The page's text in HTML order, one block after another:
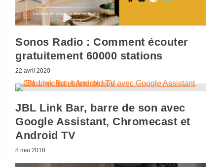
Sonos Radio : Comment écouter
gratuitement 60000 stations
22 avril 2020
JBL Link Bar, barre de son avec
Google Assistant, Chromecast et
Android TV
8 mai 2018